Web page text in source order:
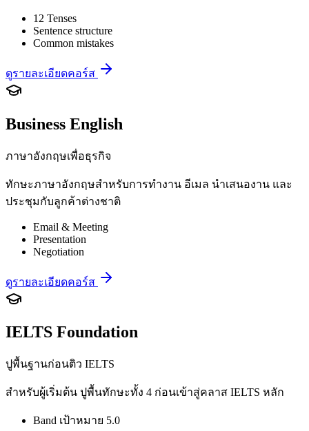
12 Tenses
Sentence structure
Common mistakes
ดูรายละเอียดคอร์ส
Business English
ภาษาอังกฤษเพื่อธุรกิจ
ทักษะภาษาอังกฤษสำหรับการทำงาน อีเมล นำเสนองาน และ
ประชุมกับลูกค้าต่างชาติ
Email & Meeting
Presentation
Negotiation
ดูรายละเอียดคอร์ส
IELTS Foundation
ปูพื้นฐานก่อนติว IELTS
สำหรับผู้เริ่มต้น ปูพื้นทักษะทั้ง 4 ก่อนเข้าสู่คลาส IELTS หลัก
Band เป้าหมาย 5.0